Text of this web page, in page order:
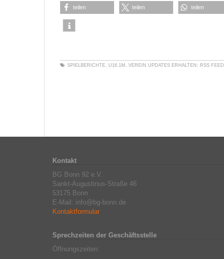
teilen teilen teilen
SPIELBERICHTE, U16.1M , VEREIN UPDATES ERHALTEN: RSS FEED
Kontakt
BG Bonn 92 e.V.
Sankt-Augustinus-Straße 46
53175 Bonn
E-Mail: info@bg-bonn.de
Kontaktformular
Sprechzeiten der Geschäftsstelle
Öffnungszeiten: